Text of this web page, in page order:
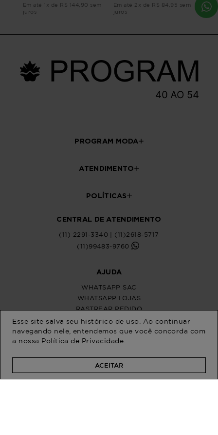
Em até 1x de R$ 144,90 sem
juros
Em até 2x de R$ 84,95 sem
juros
Esse site salva seu histórico de uso. Ao continuar
navegando nele, entendemos que você concorda com
a nossa Política de Privacidade
ACEITAR